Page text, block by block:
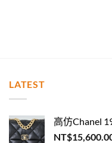
LATEST
高仿Chanel
NT$